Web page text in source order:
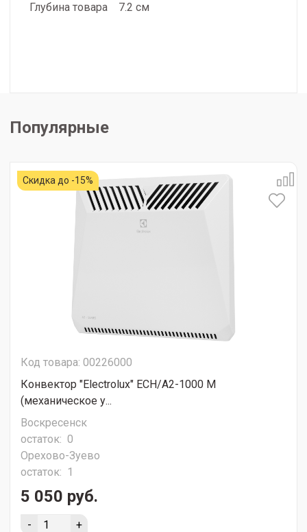
Глубина товара 7.2 см
Популярные
Скидка до -15%
Код товара: 00226000
Конвектор "Electrolux" ECH/A2-1000 M
(механическое у...
Воскресенск
остаток: 0
Орехово-Зуево
остаток: 1
5 050 руб.
- +